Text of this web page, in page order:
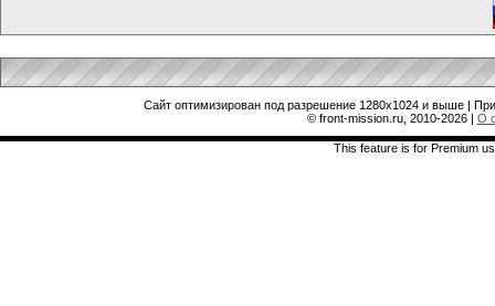
Сайт оптимизирован под разрешение 1280x1024 и выше |
© front-mission.ru, 2010-2026| О
This feature is for Premium